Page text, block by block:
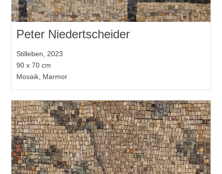
Peter Niedertscheider
Stilleben, 2023
90 x 70 cm
Mosaik, Marmor